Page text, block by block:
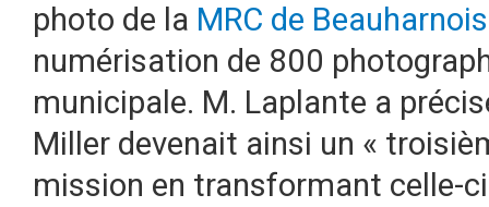
photo de la MRC de
numérisation de 800
municipale. M. Laplante a
Miller devenait ainsi un «
mission en transformant celle-